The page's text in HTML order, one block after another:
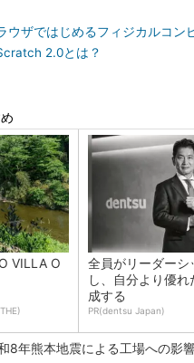
ウザではじめるフィジカルコン
2.0とは？
VILLA O
全員がリーダーシ
し、自分より優
成する
PR(dentsu Japan)
8年熊本地震による工場への影